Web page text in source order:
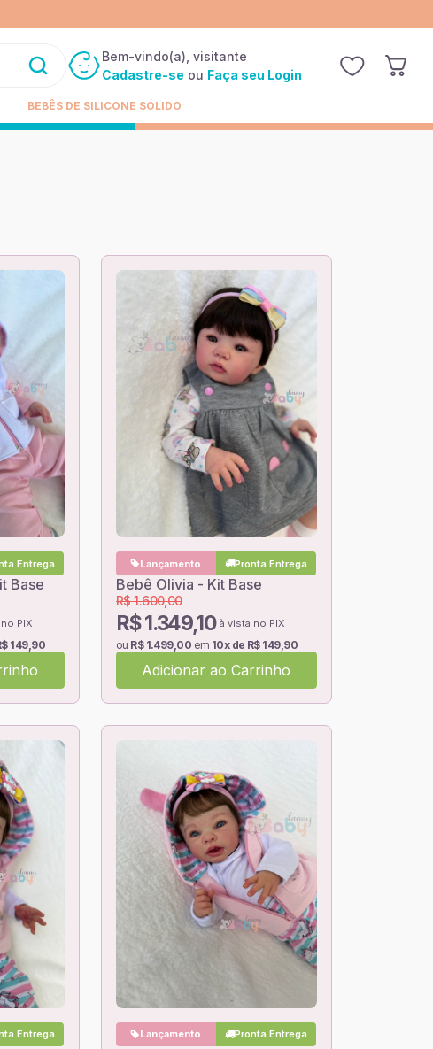
Bem-vindo(a), visitante
Cadastre-se ou Faça seu Login
BEBÊS DE SILICONE SÓLIDO
Entrega
Base
PIX
149,90
Lançamento Pronta Entrega
Bebê Olivia - Kit Base
R$ 1.349,10 à vista no PIX
R$ 1.600,00
ou R$ 1.499,00 em 10x de R$ 149,90
Adicionar ao Carrinho
Entrega Lançamento Pronta Entrega